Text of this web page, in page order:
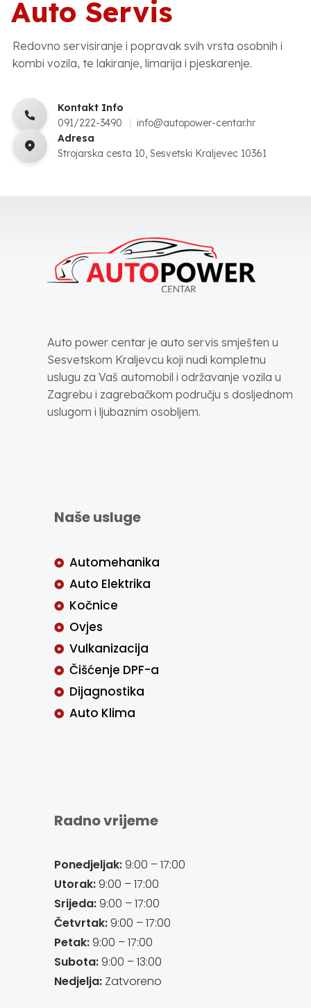
Auto Servis
Redovno servisiranje i popravak svih vrsta osobnih i
kombi vozila, te lakiranje, limarija i pjeskarenje.
Kontakt Info
091/222-3490
info@autopower-centar.hr
Adresa
Strojarska cesta 10, Sesvetski Kraljevec 10361
Auto power centar je auto servis smješten u
Sesvetskom Kraljevcu koji nudi kompletnu
uslugu za Vaš automobil i održavanje vozila u
Zagrebu i zagrebačkom području s dosljednom
uslugom i ljubaznim osobljem.
Naše usluge
Automehanika
Auto Elektrika
Kočnice
Ovjes
Vulkanizacija
Čišćenje DPF-a
Dijagnostika
Auto Klima
Radno vrijeme
Ponedjeljak:9:00 – 17:00
Utorak:9:00 – 17:00
Srijeda:9:00 – 17:00
Četvrtak:9:00 – 17:00
Petak:9:00 – 17:00
Subota:9:00 – 13:00
Nedjelja:Zatvoreno